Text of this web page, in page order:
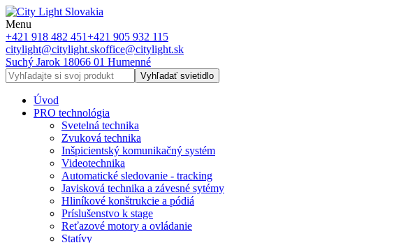
Menu
+421 918 482 451+421 905 932 115
citylight@citylight.skoffice@citylight.sk
Suchý Jarok 18066 01 Humenné
Vyhľadať svietidlo
Úvod
PRO technológia
Svetelná technika
Zvuková technika
Inšpicientský komunikačný systém
Videotechnika
Automatické sledovanie - tracking
Javisková technika a závesné sytémy
Hliníkové konštrukcie a pódiá
Príslušenstvo k stage
Reťazové motory a ovládanie
Statívy